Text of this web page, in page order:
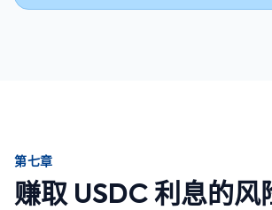
第七章
赚取 USDC 利息的风